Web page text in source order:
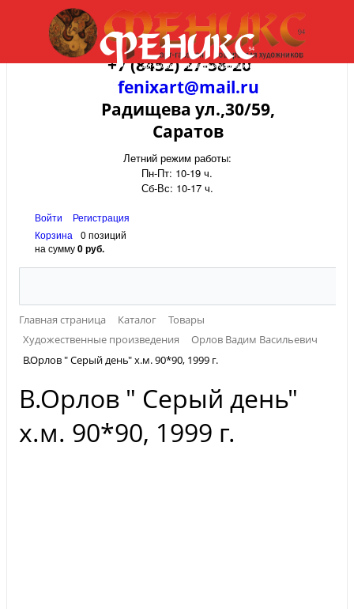
+7 (8452) 27-58-20
fenixart@mail.ru
Радищева ул.,30/59,
Саратов
Летний режим работы:
Пн-Пт: 10-19 ч.
Сб-Вс: 10-17 ч.
Войти
Регистрация
Корзина
0 позиций
на сумму0 руб.
Главная страница Каталог
Товары
Художественные произведения
Орлов Вадим Васильевич
В.Орлов " Серый день" х.м. 90*90, 1999 г.
В.Орлов " Серый день"
х.м. 90*90, 1999 г.